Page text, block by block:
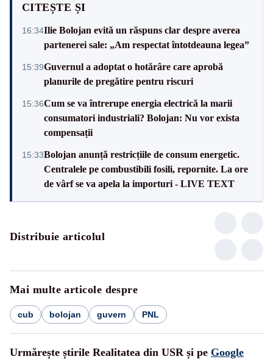
CITEȘTE ȘI
16:34Ilie Bolojan evită un răspuns clar despre averea
partenerei sale: „Am respectat întotdeauna legea”
15:39Guvernul a adoptat o hotărâre care aprobă
planurile de pregătire pentru riscuri
15:36Cum se va întrerupe energia electrică la marii
consumatori industriali? Bolojan: Nu vor exista
compensații
15:33Bolojan anunță restricțiile de consum energetic.
Centralele pe combustibili fosili, repornite. La ore
de vârf se va apela la importuri - LIVE TEXT
Distribuie articolul
Mai multe articole despre
cub bolojan guvern PNL
Urmărește știrile Realitatea din USR și pe Google